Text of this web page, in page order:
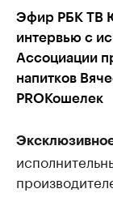
Эфир РБК ТВ
интервью с
Ассоциации
напитков
PROКошелек